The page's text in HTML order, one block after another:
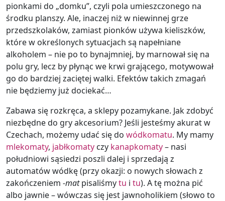
pionkami do „domku”, czyli pola umieszczonego na
środku planszy. Ale, inaczej niż w niewinnej grze
przedszkolaków, zamiast pionków używa kieliszków,
które w określonych sytuacjach są napełniane
alkoholem – nie po to bynajmniej, by marnował się na
polu gry, lecz by płynąc we krwi grającego, motywował
go do bardziej zaciętej walki. Efektów takich zmagań
nie będziemy już dociekać…
Zabawa się rozkręca, a sklepy pozamykane. Jak zdobyć
niezbędne do gry akcesorium? Jeśli jesteśmy akurat w
Czechach, możemy udać się do wódkomatu. My mamy
mlekomaty, jabłkomaty czy kanapkomaty– nasi
południowi sąsiedzi poszli dalej i sprzedają z
automatów wódkę (przy okazji: o nowych słowach z
zakończeniem -matpisaliśmytu i tu). A tę można pić
albo jawnie – wówczas się jest jawnoholikiem (słowo to